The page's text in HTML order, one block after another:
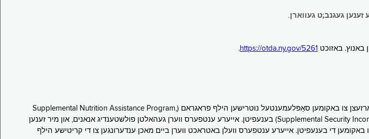
https://otda.ny.gov/5261
.
די סורוועי פארבעט ניו יארקער צו מיטטיילן זייערע ערפארונגען ביים אפּלייען פאר און/אדער פארזעצן צו באקומען סאָפּלעמענטעל נוּטרישען הילף פראגראם (Supplemental Nutrition Assistance Program,
SNAP), פובליק הילף (Public Assistance, PA) און סאָפּלעמענטעל סעקיוריטי אינקאָם (Supplemental Security Income, SSI) בענעפיטן. אייערע ענטפערס ווערן געהאלטן פולשטענדיג אנאנים, און מיר זענען
באקומען די בענעפיטן. אייערע ענטפערס וועלן באטראכט ווערן ביים מאכן ענדערונגען צו די קריטישע הילף